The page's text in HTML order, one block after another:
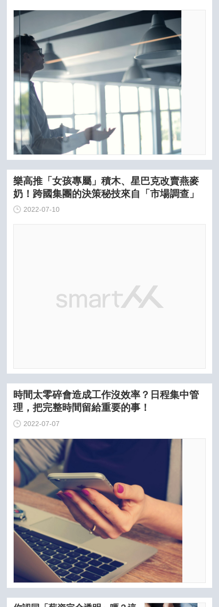
樂高推「女孩專屬」積木、星巴克改賣燕麥
奶！跨國集團的決策秘技來自「市場調查」
2022-07-10
時間太零碎會造成工作沒效率？日程集中管
理，把完整時間留給重要的事！
2022-07-07